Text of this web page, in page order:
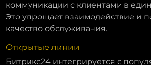
коммуникации с клиентами в
Это упрощает взаимодействие и
качество обслуживания.
Открытые линии
Битрикс24 интегрируется с